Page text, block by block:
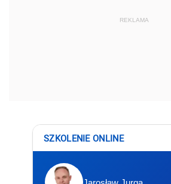
REKLAMA
SZKOLENIE ONLINE